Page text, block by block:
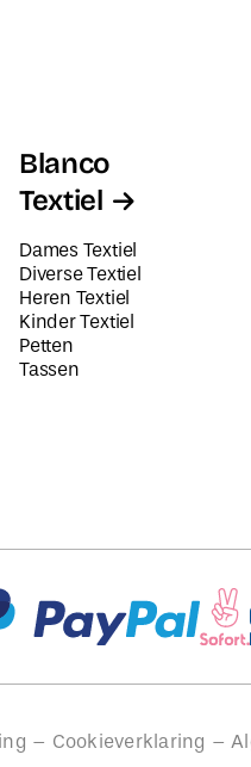
Blanco
Textiel
Dames Textiel
Diverse Textiel
Heren Textiel
Kinder Textiel
Petten
Tassen
– Cookieverklaring –